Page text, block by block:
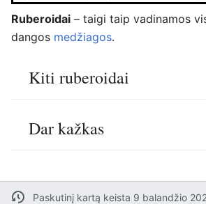
Ruberoidai – taigi taip vadinamos
dangos medžiagos.
Kiti ruberoidai
Dar kažkas
Paskutinį kartą keista 9 balandžio